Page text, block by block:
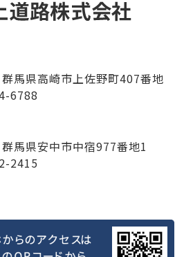
馬県高崎市上佐野町407番地
6788
馬県安中市中宿977番地1
2415